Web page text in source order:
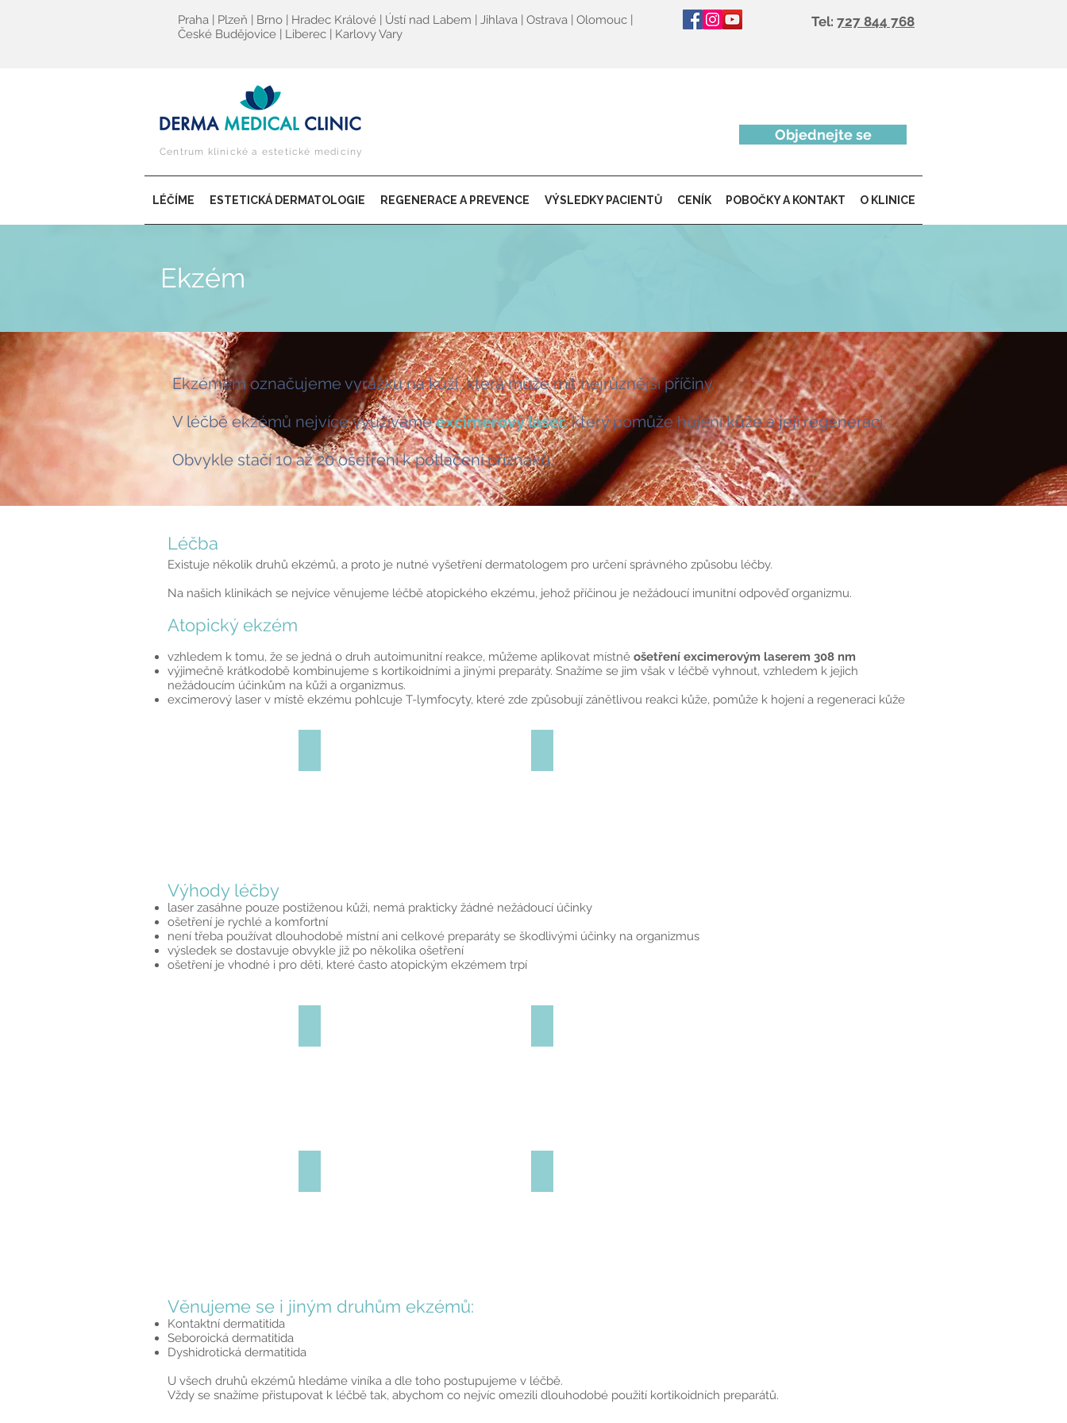
Praha | Plzeň | Brno | Hradec Králové | Ústí nad Labem | Jihlava | Ostrava | Olomouc |
České Budějovice | Liberec | Karlovy Vary
Tel: 727 844 768
Centrum klinické a estetické medicíny
Objednejte se
LÉČÍME ESTETICKÁ DERMATOLOGIE REGENERACE A PREVENCE VÝSLEDKY PACIENTŮ CENÍK POBOČKY A KONTAKT O KLINICE
Ekzém
Ekzémem označujeme vyrážku na kůži, která může mít nejrůznější příčiny.
V léčbě ekzémů nejvícevyužíváme excimerový laser,který pomůže hojení kůže a její regeneraci.
Obvykle stačí 10 až 20 ošetření k potlačení příznaků.
Léčba
Existuje několik druhů ekzémů, a proto je nutné vyšetření dermatologem pro určení správného způsobu léčby.
Na našich klinikách se nejvíce věnujeme léčbě atopického ekzému, jehož příčinou je nežádoucí imunitní odpověď organizmu.
Atopický ekzém
vzhledem k tomu, že se jedná o druh autoimunitní reakce, můžeme aplikovat místně ošetření excimerovým laserem 308 nm
výjimečně krátkodobě kombinujeme s kortikoidními a jinými preparáty. Snažíme se jim však v léčbě vyhnout, vzhledem k jejich
nežádoucím účinkům na kůži a organizmus.
excimerový laser v místě ekzému pohlcuje T-lymfocyty, které zde způsobují zánětlivou reakci kůže, pomůže k hojení a regeneraci kůže
Výhody léčby
laser zasáhne pouze postiženou kůži, nemá prakticky žádné nežádoucí účinky
ošetření je rychlé a komfortní
není třeba používat dlouhodobě místní ani celkové preparáty se škodlivými účinky na organizmus
výsledek se dostavuje obvykle již po několika ošetření
ošetření je vhodné i pro děti, které často atopickým ekzémem trpí
Věnujeme se i jiným druhům ekzémů:
Kontaktní dermatitida
Seboroická dermatitida
Dyshidrotická dermatitida
U všech druhů ekzémů hledáme viníka a dle toho postupujeme v léčbě.
Vždy se snažíme přistupovat k léčbě tak, abychom co nejvíc omezili dlouhodobé použití kortikoidních preparátů.